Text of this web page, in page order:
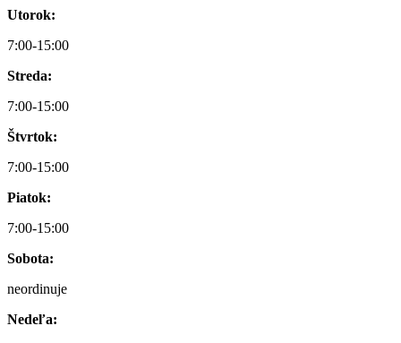
Utorok:
7:00-15:00
Streda:
7:00-15:00
Štvrtok:
7:00-15:00
Piatok:
7:00-15:00
Sobota:
neordinuje
Nedeľa: